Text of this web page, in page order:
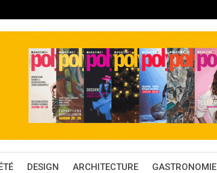
DESIGN ARCHITECTURE GASTRONOMIE